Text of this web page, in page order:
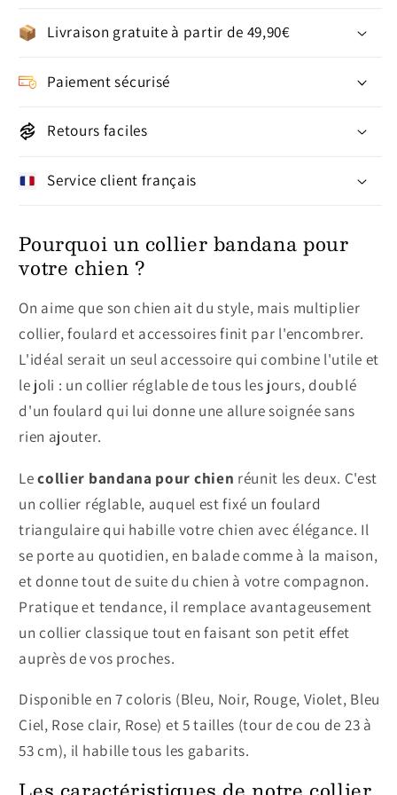
Livraison gratuite à partir de 49,90€
Paiement sécurisé
Retours faciles
Service client français
Pourquoi un collier bandana pour
votre chien ?
On aime que son chien ait du style, mais multiplier
collier, foulard et accessoires finit par l'encombrer.
L'idéal serait un seul accessoire qui combine l'utile et
le joli : un collier réglable de tous les jours, doublé
d'un foulard qui lui donne une allure soignée sans
rien ajouter.
Lecollier bandana pour chien réunit les deux. C'est
un collier réglable, auquel est fixé un foulard
triangulaire qui habille votre chien avec élégance. Il
se porte au quotidien, en balade comme à la maison,
et donne tout de suite du chien à votre compagnon.
Pratique et tendance, il remplace avantageusement
un collier classique tout en faisant son petit effet
auprès de vos proches.
Disponible en 7 coloris (Bleu, Noir, Rouge, Violet, Bleu
Ciel, Rose clair, Rose) et 5 tailles (tour de cou de 23 à
53 cm), il habille tous les gabarits.